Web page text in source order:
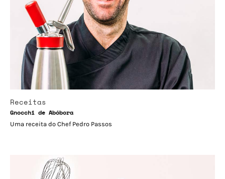
Receitas
Gnocchi de Abóbora
Uma receita do Chef Pedro Passos